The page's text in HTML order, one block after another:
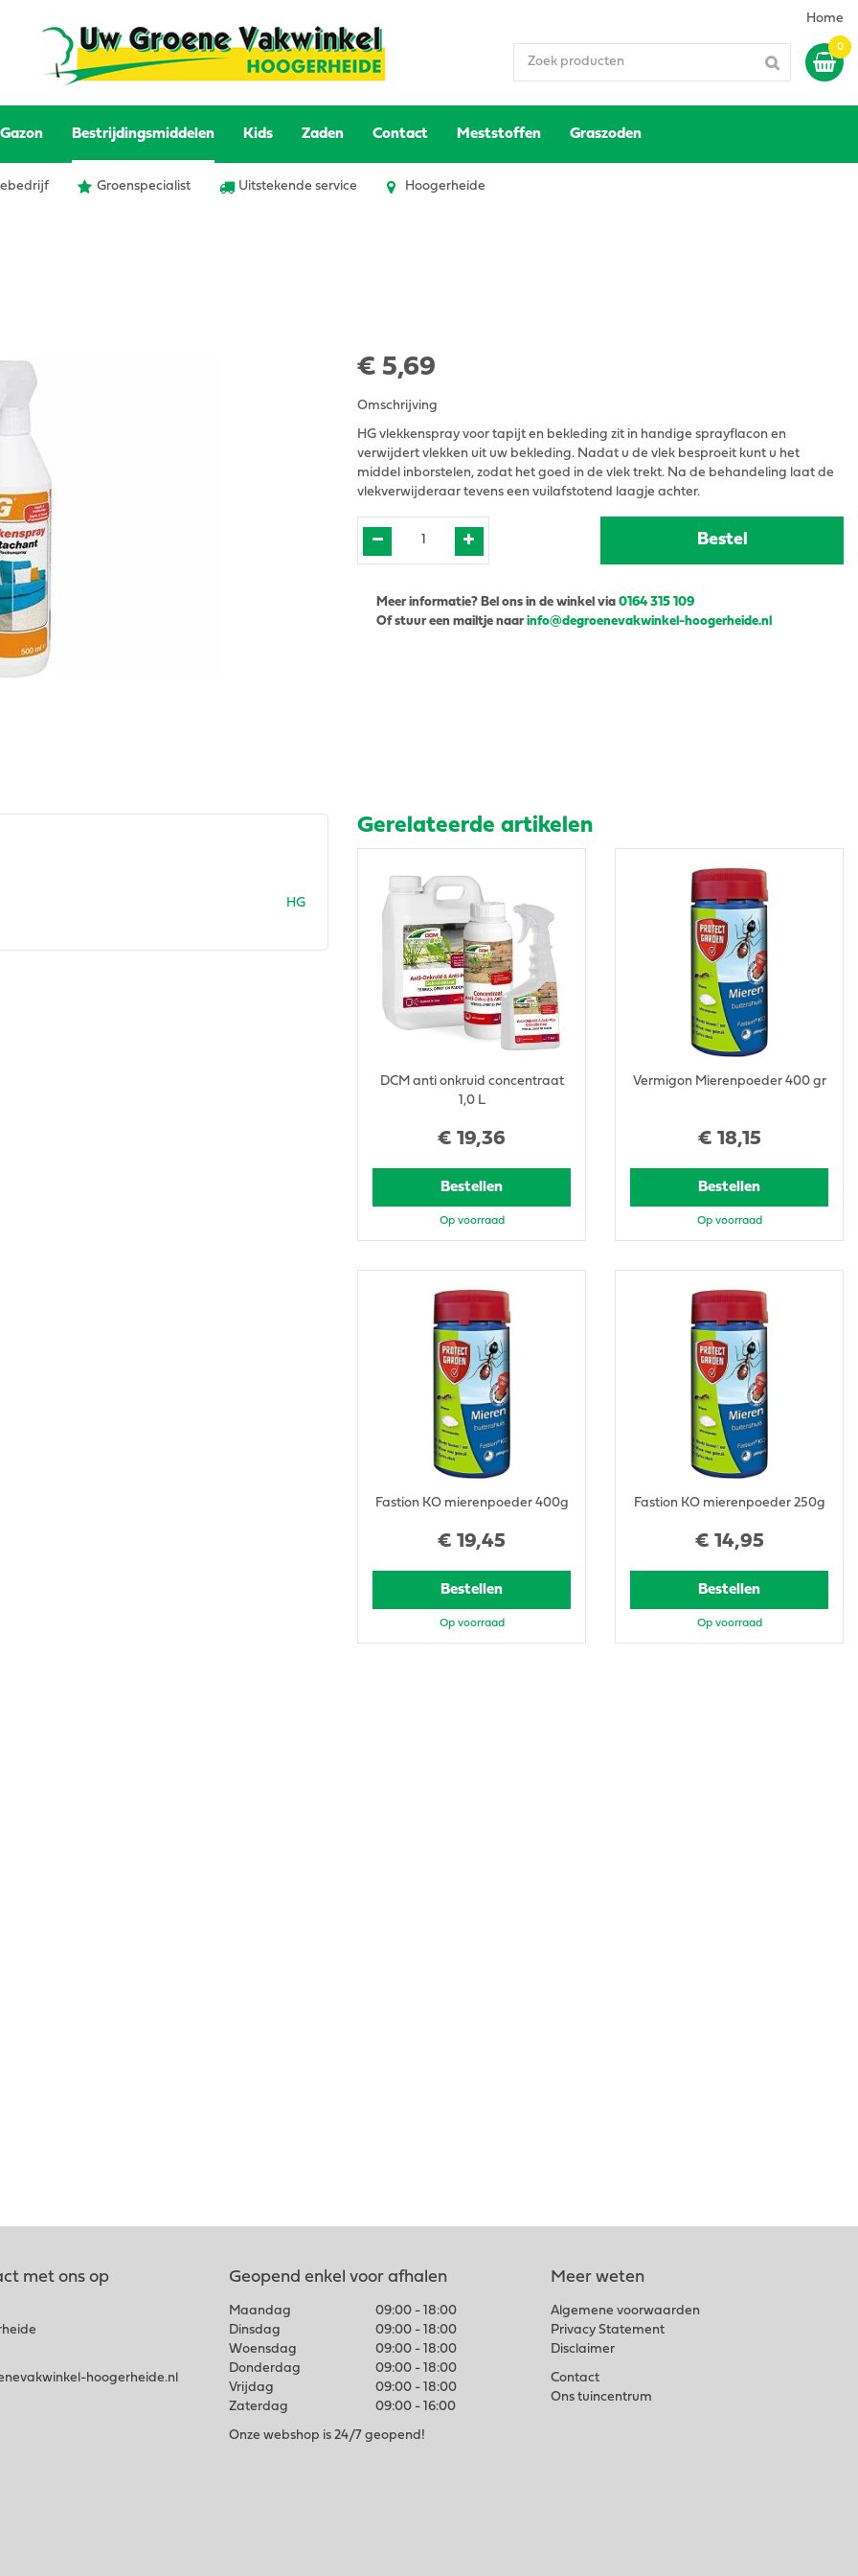
Home
Gazon Bestrijdingsmiddelen Kids Zaden Contact Meststoffen Graszoden
Groenspecialist Uitstekende service Hoogerheide
€ 5,69
Omschrijving
HG vlekkenspray voor tapijt en bekleding zit in handige sprayflacon en
verwijdert vlekken uit uw bekleding. Nadat u de vlek besproeit kunt u het
middel inborstelen, zodat het goed in de vlek trekt. Na de behandeling laat de
vlekverwijderaar tevens een vuilafstotend laagje achter.
Meer informatie? Bel ons in de winkel via0164 315 109
Of stuur een mailtje naarinfo@degroenevakwinkel-hoogerheide.nl
HG
Gerelateerde artikelen
€ 19,36
DCM anti onkruid concentraat
1,0 L
Bestellen
Op voorraad
€ 18,15
Vermigon Mierenpoeder 400 gr
Bestellen
Op voorraad
€ 19,45
Fastion KO mierenpoeder 400g
Bestellen
Op voorraad
€ 14,95
Fastion KO mierenpoeder 250g
Bestellen
Op voorraad
met ons op
hoogerheide.nl
Geopend enkel voor afhalen
Maandag
09:00 - 18:00
Dinsdag
09:00 - 18:00
Woensdag
09:00 - 18:00
Donderdag
09:00 - 18:00
Vrijdag
09:00 - 18:00
Zaterdag
09:00 - 16:00
Onze webshop is 24/7 geopend!
Meer weten
Algemene voorwaarden
Privacy Statement
Disclaimer
Contact
Ons tuincentrum